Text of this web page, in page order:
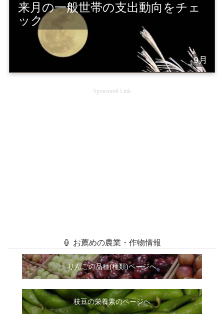
来月の一般世帯の支出動向をチェ
ック
9月
Sponsored Link
🏮 お薦めの農業・作物情報
りんごの品種(種類)ページへ
枝豆の栄養素のページへ